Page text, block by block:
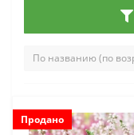
Продано